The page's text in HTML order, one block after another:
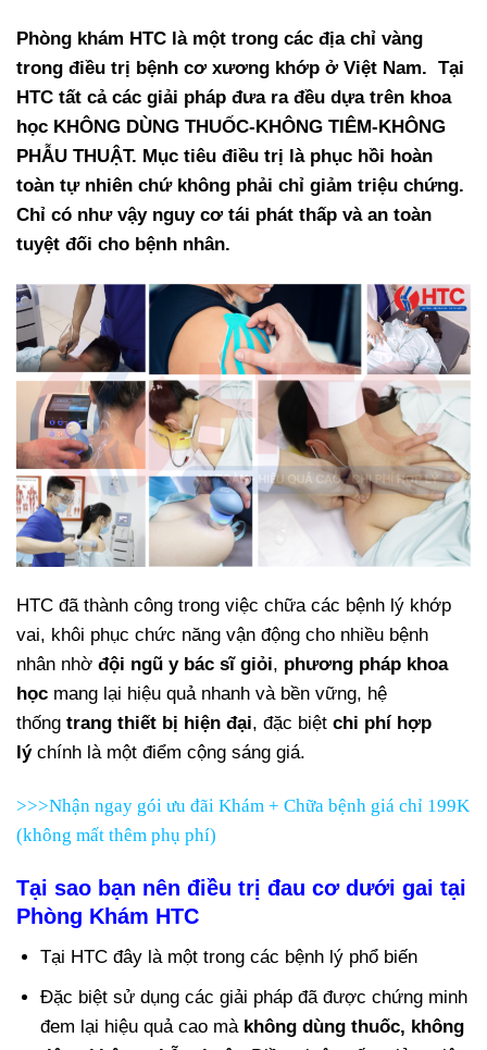
Phòng khám HTC là một trong các địa chỉ vàng
trong điều trị bệnh cơ xương khớp ở Việt Nam. Tại
HTC tất cả các giải pháp đưa ra đều dựa trên khoa
học KHÔNG DÙNG THUỐC-KHÔNG TIÊM-KHÔNG
PHẪU THUẬT. Mục tiêu điều trị là phục hồi hoàn
toàn tự nhiên chứ không phải chỉ giảm triệu chứng.
Chỉ có như vậy nguy cơ tái phát thấp và an toàn
tuyệt đối cho bệnh nhân.
HTC đã thành công trong việc chữa các bệnh lý khớp
vai, khôi phục chức năng vận động cho nhiều bệnh
nhân nhờ đội ngũ y bác sĩ giỏi, phương pháp khoa
học mang lại hiệu quả nhanh và bền vững, hệ
thống trang thiết bị hiện đại, đặc biệt chi phí hợp
lýchính là một điểm cộng sáng giá.
>>>Nhận ngay gói ưu đãi Khám + Chữa bệnh giá chỉ 199K
(không mất thêm phụ phí)
Tại sao bạn nên điều trị đau cơ dưới gai tại
Phòng Khám HTC
Tại HTC đây là một trong các bệnh lý phổ biến
Đặc biệt sử dụng các giải pháp đã được chứng minh
đem lại hiệu quả cao mà không dùng thuốc, không